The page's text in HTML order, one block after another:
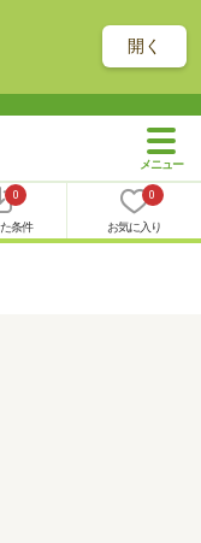
開く
0
条件
0
お気に入り